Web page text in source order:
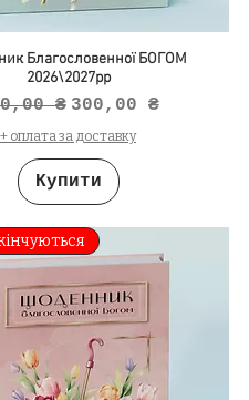
Благословенної БОГОМ
2026\2027рр
ціна
₴ За розпродажем
300,00 ₴
+ оплата за доставку
Купити